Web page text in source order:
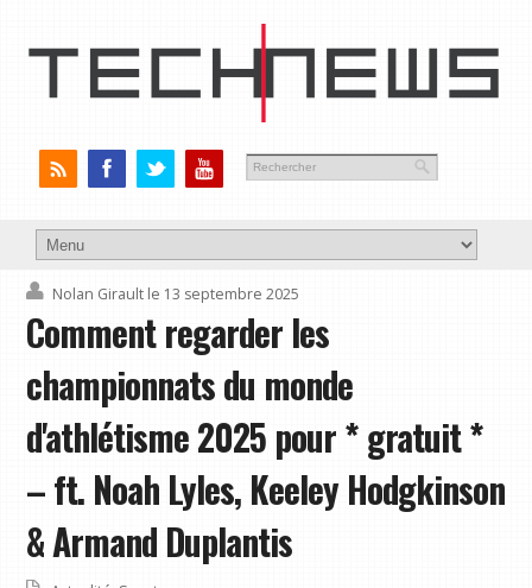
Nolan Girault le 13 septembre 2025
Comment regarder les
championnats du monde
d'athlétisme 2025 pour * gratuit *
– ft. Noah Lyles, Keeley Hodgkinson
& Armand Duplantis